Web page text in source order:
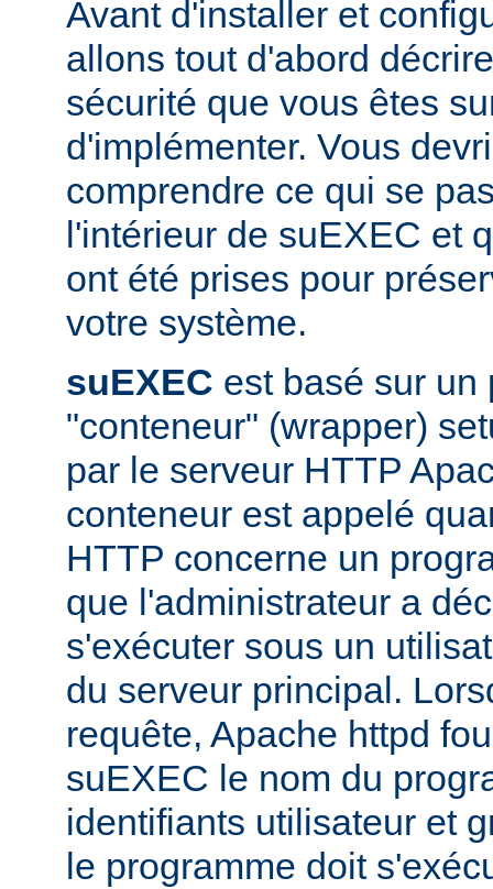
Avant d'installer et
allons tout d'abord
sécurité que vous êtes
d'implémenter. Vous
comprendre ce qui se
l'intérieur de suEXEC et
ont été prises pour
votre système.
suEXEC est basé sur un
"conteneur" (wrapper)
par le serveur HTTP
conteneur est appelé
HTTP concerne un
que l'administrateur a
s'exécuter sous un
du serveur principal.
requête, Apache httpd
suEXEC le nom du
identifiants utilisateur et
le programme doit